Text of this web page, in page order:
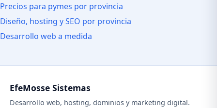
Precios para pymes por provincia
Diseño, hosting y SEO por provincia
Desarrollo web a medida
EfeMosse Sistemas
Desarrollo web, hosting, dominios y marketing digital.